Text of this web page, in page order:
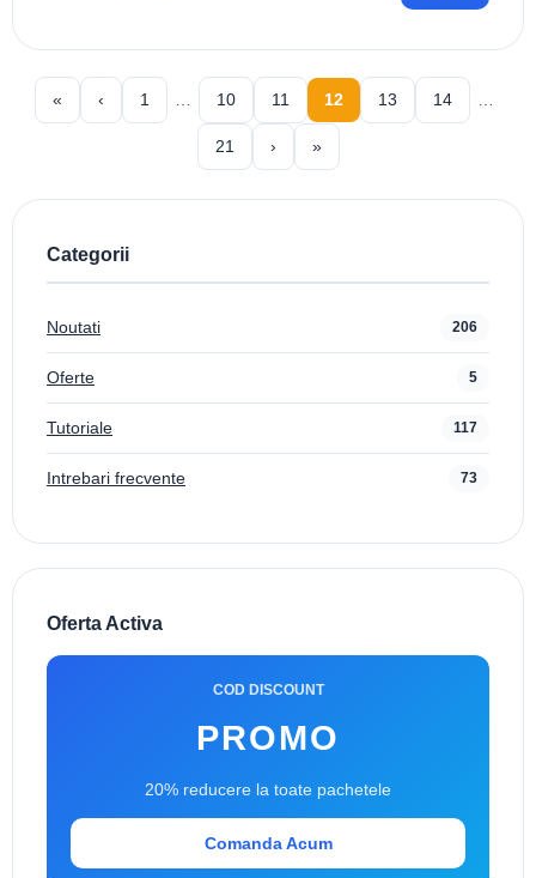
« ‹ 1 10 11 12 13 14
21 › »
Categorii
Noutati 206
Oferte 5
Tutoriale 117
Intrebari frecvente 73
Oferta Activa
COD DISCOUNT
PROMO
20% reducere la toate pachetele
Comanda Acum